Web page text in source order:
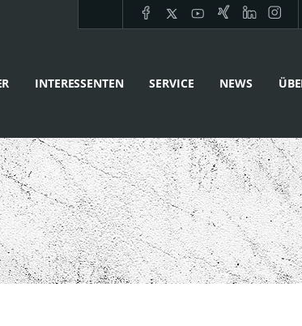
INTERESSENTEN SERVICE NEWS